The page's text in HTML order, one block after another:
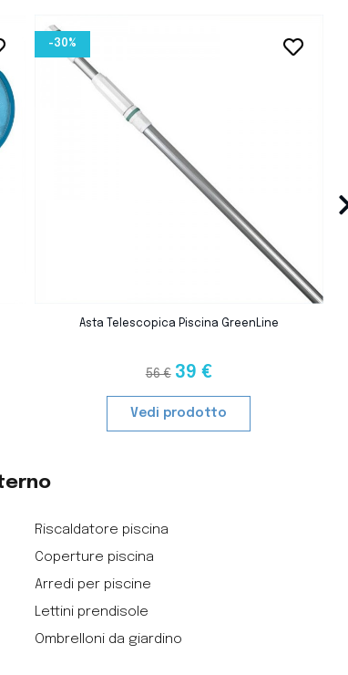
favorite_border
Asta Telescopica Piscina GreenLine
56 € 39 €
favorite_border
-30%
Vedi prodotto
›
Riscaldatore piscina
Coperture piscina
Arredi per piscine
Lettini prendisole
Ombrelloni da giardino